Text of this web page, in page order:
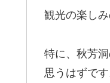
観光の楽し
特に、秋芳
思うはずです